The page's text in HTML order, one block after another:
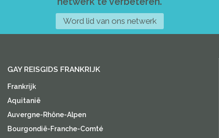
Word lid van ons netwerk
GAY REISGIDS FRANKRIJK
Frankrijk
Aquitanië
Auvergne-Rhône-Alpen
Bourgondië-Franche-Comté